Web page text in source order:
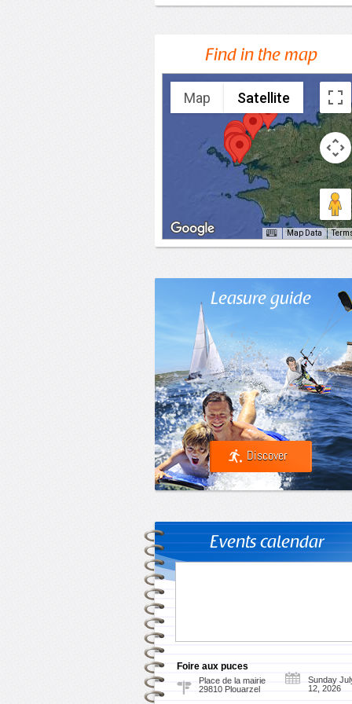
Find in the map
Map Satellite
Map Data
Leasure guide
Discover
Events calendar
Foire aux puces
Sunday
12, 2026
Place de la mairie
29810 Plouarzel